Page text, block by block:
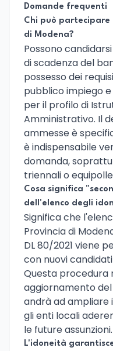
Domande frequenti
Chi può partecipare
di Modena?
Possono
di scadenza del
possesso dei
pubblico impiego
per il profilo di
Amministrativo. Il
ammesse è
è indispensabile
domanda,
triennali o
Cosa significa
dell'elenco degli
Significa che
Provincia di
DL 80/2021 viene
con nuovi
Questa procedura
aggiornamento
andrà ad ampliare
gli enti locali
le future assunzioni.
L'idoneità